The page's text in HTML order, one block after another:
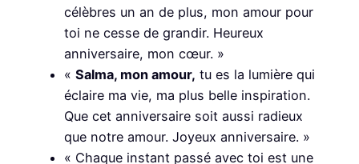
célèbres un an de plus, mon amour pour
toi ne cesse de grandir. Heureux
anniversaire, mon cœur. »
« Salma, mon amour, tu es la lumière qui
éclaire ma vie, ma plus belle inspiration.
Que cet anniversaire soit aussi radieux
que notre amour. Joyeux anniversaire. »
« Chaque instant passé avec toi est une